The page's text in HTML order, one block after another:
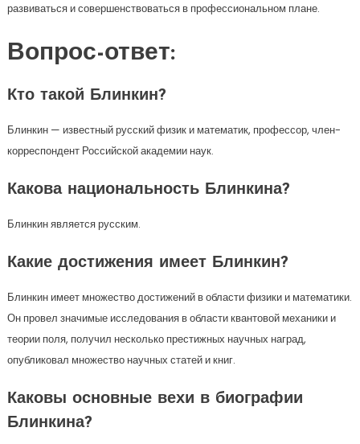
развиваться и совершенствоваться в профессиональном плане.
Вопрос-ответ:
Кто такой Блинкин?
Блинкин — известный русский физик и математик, профессор, член-
корреспондент Российской академии наук.
Какова национальность Блинкина?
Блинкин является русским.
Какие достижения имеет Блинкин?
Блинкин имеет множество достижений в области физики и математики.
Он провел значимые исследования в области квантовой механики и
теории поля, получил несколько престижных научных наград,
опубликовал множество научных статей и книг.
Каковы основные вехи в биографии
Блинкина?